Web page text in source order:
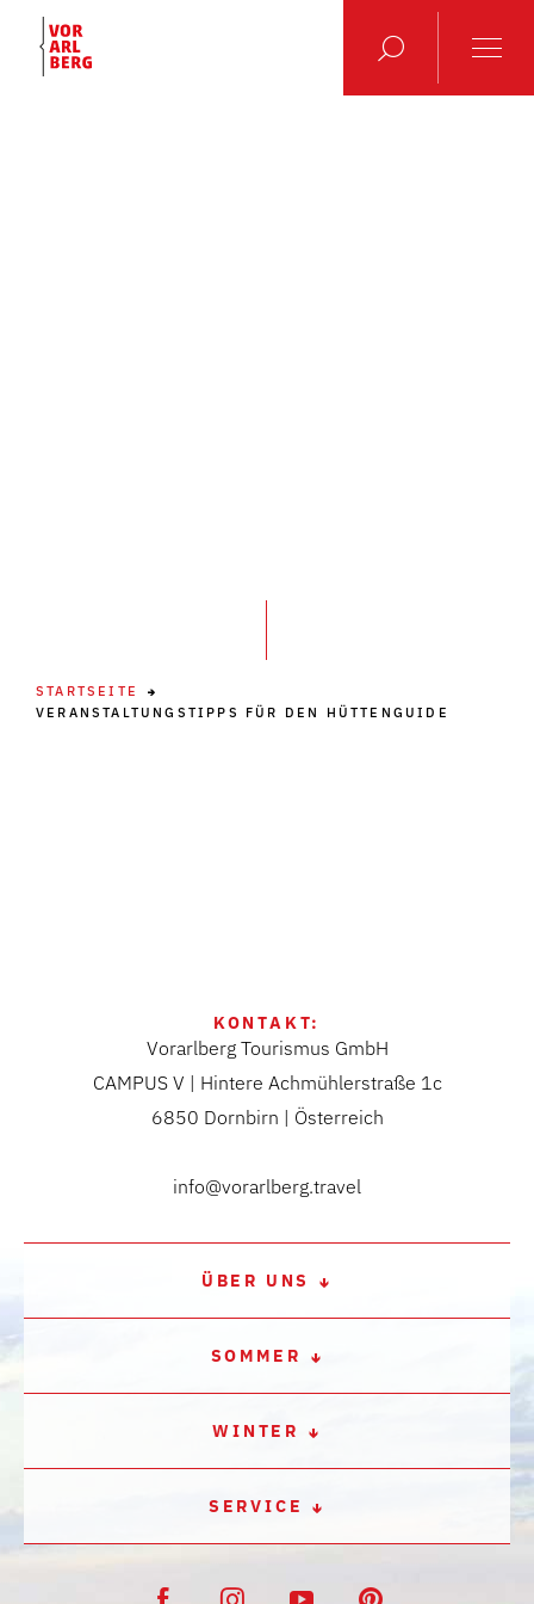
STARTSEITE
VERANSTALTUNGSTIPPS FÜR DEN HÜTTENGUIDE
KONTAKT:
Vorarlberg Tourismus GmbH
CAMPUS V | Hintere Achmühlerstraße 1c
6850 Dornbirn | Österreich
info@vorarlberg.travel
ÜBER UNS
SOMMER
WINTER
SERVICE